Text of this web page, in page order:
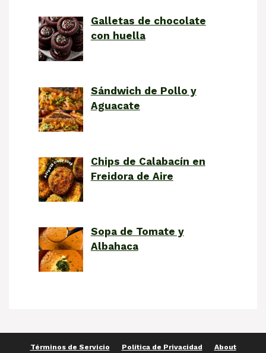
Galletas de chocolate
con huella
Sándwich de Pollo y
Aguacate
Chips de Calabacín en
Freidora de Aire
Sopa de Tomate y
Albahaca
Términos de Servicio Política de Privacidad About